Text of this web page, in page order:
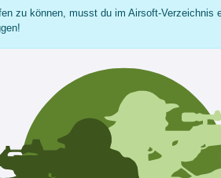
zu können, musst du im Airsoft-Verzeichnis